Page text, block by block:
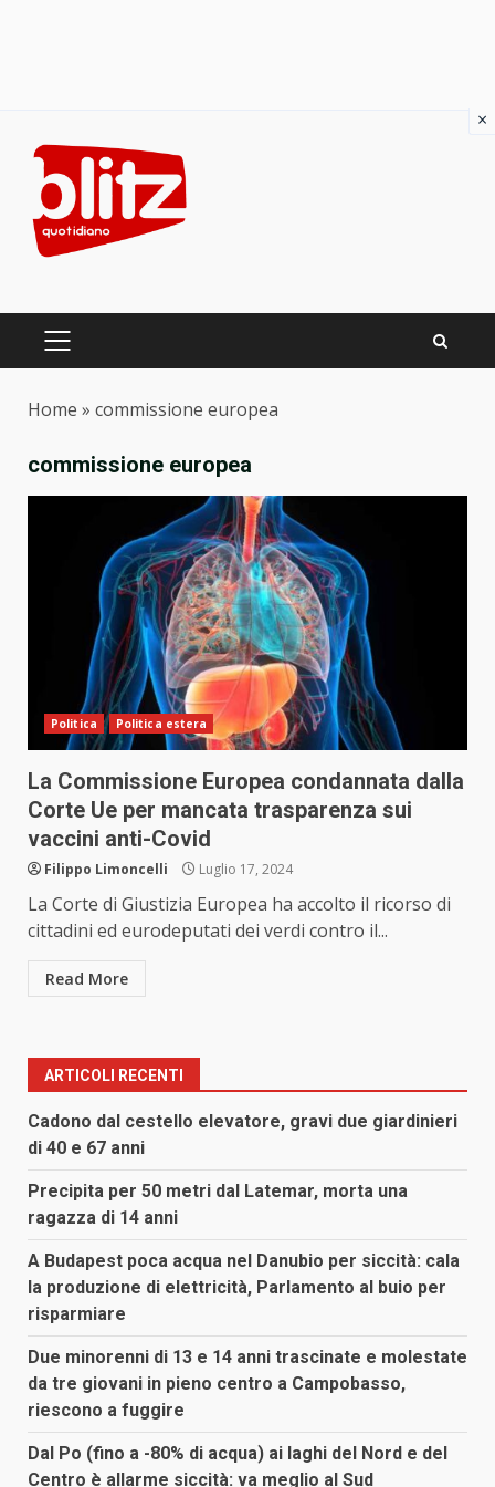
content
PRIMARY
Home » commissione europea
commissione europea
Politica Politica estera
La Commissione Europea condannata dalla
Corte Ue per mancata trasparenza sui
vaccini anti-Covid
Filippo Limoncelli Luglio 17, 2024
La Corte di Giustizia Europea ha accolto il ricorso di
cittadini ed eurodeputati dei verdi contro il...
Read More
ARTICOLI RECENTI
Cadono dal cestello elevatore, gravi due giardinieri
di 40 e 67 anni
Precipita per 50 metri dal Latemar, morta una
ragazza di 14 anni
A Budapest poca acqua nel Danubio per siccità: cala
la produzione di elettricità, Parlamento al buio per
risparmiare
Due minorenni di 13 e 14 anni trascinate e molestate
da tre giovani in pieno centro a Campobasso,
riescono a fuggire
Dal Po (fino a -80% di acqua) ai laghi del Nord e del
Centro è allarme siccità: va meglio al Sud
×